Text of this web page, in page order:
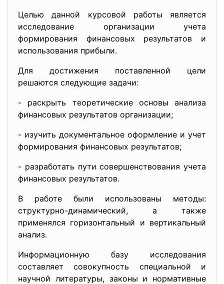
Целью данной курсовой работы является
исследование организации учета
формирования финансовых результатов и
использования прибыли.
Для достижения поставленной цели
решаются следующие задачи:
- раскрыть теоретические основы анализа
финансовых результатов организации;
- изучить документальное оформление и учет
формирования финансовых результатов;
- разработать пути совершенствования учета
финансовых результатов.
В работе были использованы методы:
структурно-динамический, а также
применялся горизонтальный и вертикальный
анализ.
Информационную базу исследования
составляет совокупность специальной и
научной литературы, законы и нормативные